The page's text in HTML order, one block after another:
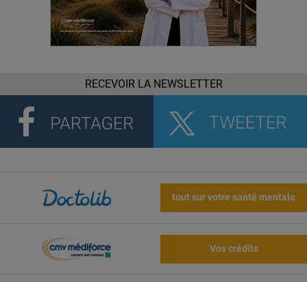
RECEVOIR LA NEWSLETTER
tout sur votre santé mentale
Vos crédits